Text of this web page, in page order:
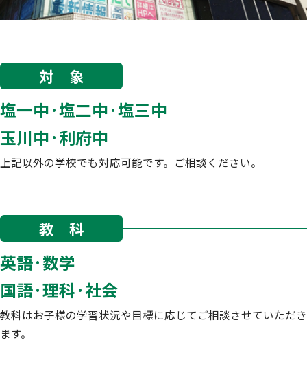
対 象
塩一中·塩二中·塩三中
玉川中·利府中
上記以外の学校でも対応可能です。ご相談ください。
教 科
英語·数学
国語·理科·社会
教科はお子様の学習状況や目標に応じてご相談させていただき
ます。